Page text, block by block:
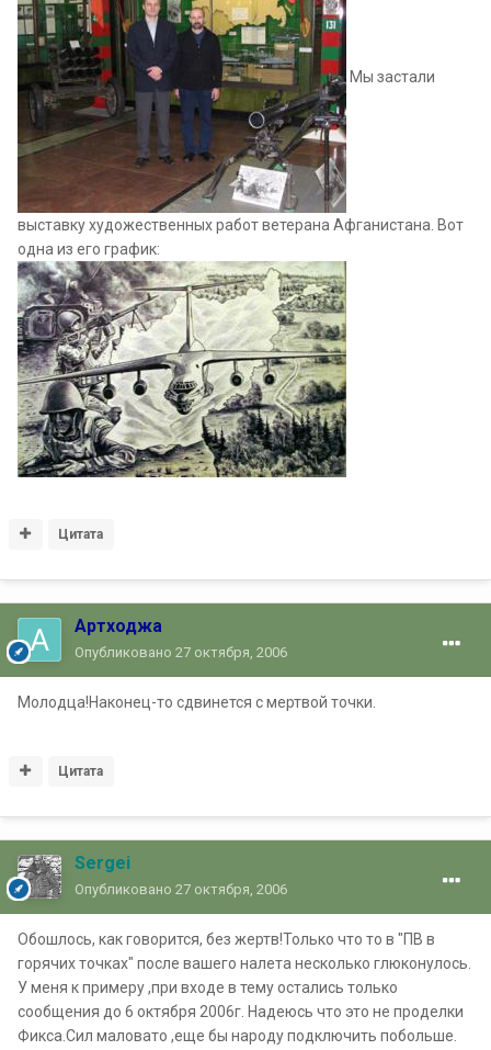
Мы застали
выставку художественных работ ветерана Афганистана. Вот
одна из его график:
Цитата
Артходжа
Опубликовано 27 октября, 2006
Молодца!Наконец-то сдвинется с мертвой точки.
Цитата
Sergei
Опубликовано 27 октября, 2006
Обошлось, как говорится, без жертв!Только что то в "ПВ в
горячих точках" после вашего налета несколько глюконулось.
У меня к примеру ,при входе в тему остались только
сообщения до 6 октября 2006г. Надеюсь что это не проделки
Фикса.Сил маловато ,еще бы народу подключить побольше.